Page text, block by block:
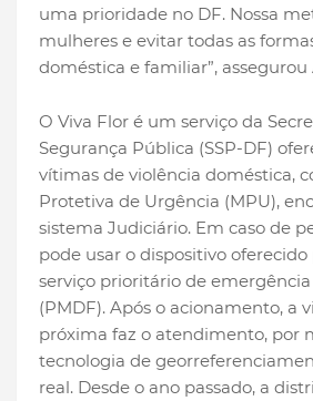
uma prioridade no DF. Nossa
mulheres e evitar todas as
doméstica e familiar”, assegurou
O Viva Flor é um serviço da
Segurança Pública (SSP-DF)
vítimas de violência doméstica,
Protetiva de Urgência (MPU),
sistema Judiciário. Em caso de
pode usar o dispositivo
serviço prioritário de
(PMDF). Após o acionamento, a
próxima faz o atendimento, por
tecnologia de
real. Desde o ano passado, a